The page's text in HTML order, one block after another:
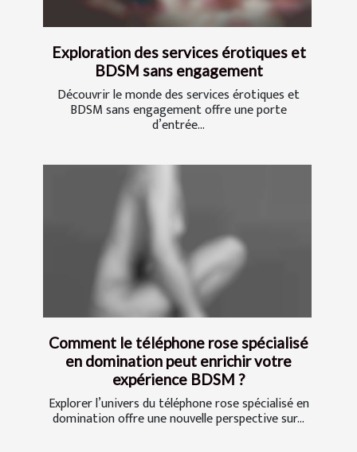
Exploration des services érotiques et
BDSM sans engagement
Découvrir le monde des services érotiques et
BDSM sans engagement offre une porte
d’entrée...
Comment le téléphone rose spécialisé
en domination peut enrichir votre
expérience BDSM ?
Explorer l’univers du téléphone rose spécialisé en
domination offre une nouvelle perspective sur...